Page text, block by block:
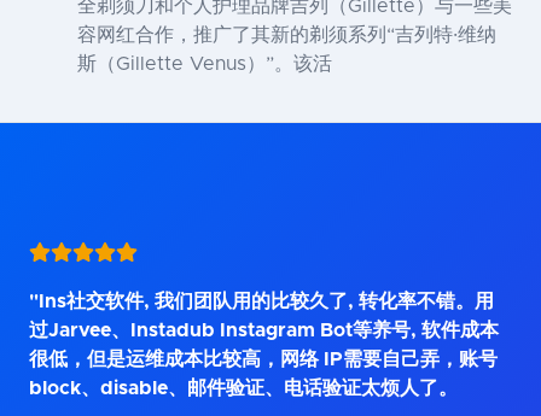
全剃须刀和个人护理品牌吉列（Gillette）与一些美
容网红合作，推广了其新的剃须系列“吉列特·维纳
斯（Gillette Venus）”。该活
"Ins社交软件, 我们团队用的比较久了, 转化率不错。用
过Jarvee、Instadub Instagram Bot等养号, 软件成本
很低，但是运维成本比较高，网络 IP需要自己弄，账号
block、disable、邮件验证、电话验证太烦人了。